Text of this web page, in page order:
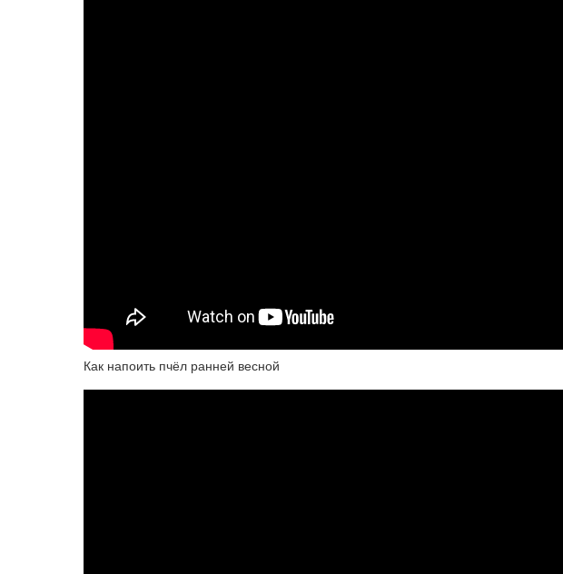
Как напоить пчёл ранней весной